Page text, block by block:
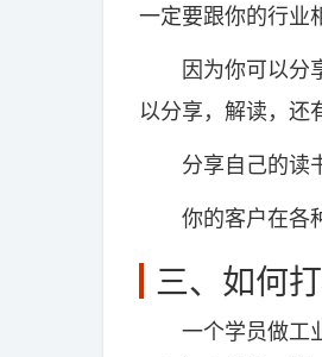
一定要跟你的行业
因为你可以分享
以分享，解读，还
分享自己的读书
你的客户在各种
三、如何
一个学员做工业